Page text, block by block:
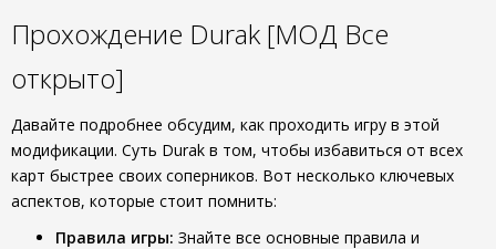
Прохождение Durak [МОД Все
открыто]
Давайте подробнее обсудим, как проходить игру в этой
модификации. Суть Durak в том, чтобы избавиться от всех
карт быстрее своих соперников. Вот несколько ключевых
аспектов, которые стоит помнить:
Правила игры: Знайте все основные правила и